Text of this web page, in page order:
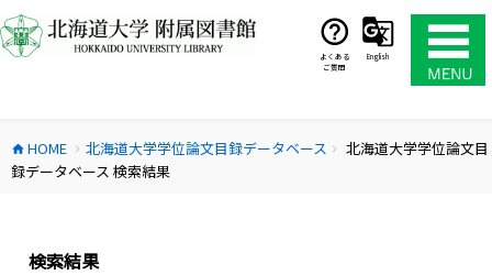
ン
テ
ス
キ
よくある
ご質問
English
home HOME chevron_right 北海道大学学位論文目録データベース chevron_right
北海道大学学位論文目
録データベース 検索結果
検索結果